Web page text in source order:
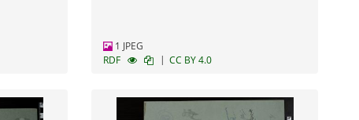
1 JPEG
RDF
| CC BY 4.0